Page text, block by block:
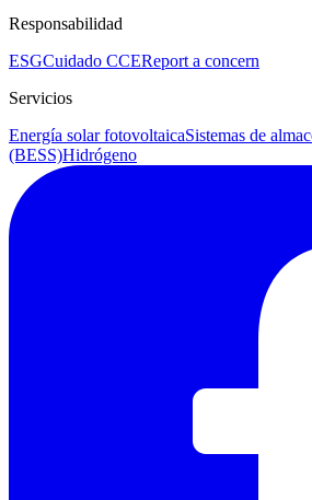
Responsabilidad
ESGCuidado CCEReport a concern
Servicios
Energía solar fotovoltaicaSistemas de
(BESS)Hidrógeno